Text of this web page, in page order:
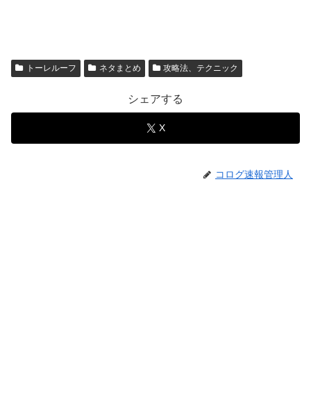
トーレルーフ ネタまとめ 攻略法、テクニック
シェアする
X
コログ速報管理人